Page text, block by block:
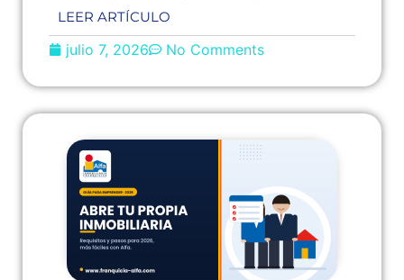
LEER ARTÍCULO
julio 7, 2026 No Comments